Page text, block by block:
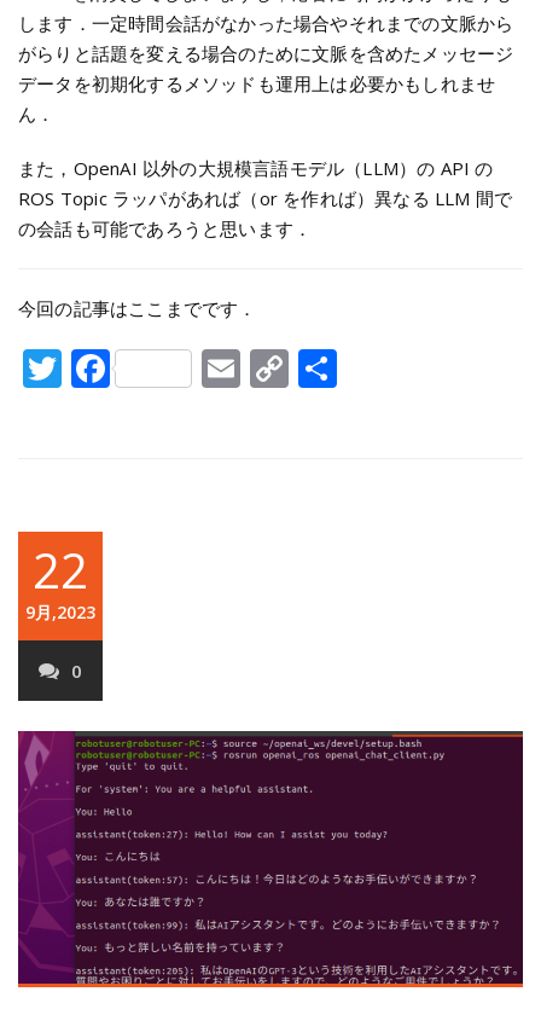
します．一定時間会話がなかった場合やそれまでの文脈から
がらりと話題を変える場合のために文脈を含めたメッセージ
データを初期化するメソッドも運用上は必要かもしれませ
ん．
また，OpenAI 以外の大規模言語モデル（LLM）の API の
ROS Topic ラッパがあれば（or を作れば）異なる LLM 間で
の会話も可能であろうと思います．
今回の記事はここまでです．
Twitter
FacebookEmail
Copy
22
9月,2023
0